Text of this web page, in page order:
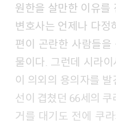
원한을 살만한 이유를
변호사는 언제나 다정
편이 곤란한 사람들
물이다. 그런데 시라
이 의외의 용의자를
선이 겹쳤던 66세의
거를 대기도 전에 쿠